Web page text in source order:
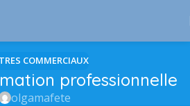
COMMERCIAUX
professionnelle
olgamafete